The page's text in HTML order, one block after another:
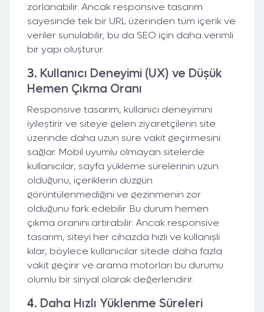
zorlanabilir. Ancak responsive tasarım
sayesinde tek bir URL üzerinden tüm içerik ve
veriler sunulabilir, bu da SEO için daha verimli
bir yapı oluşturur.
3. Kullanıcı Deneyimi (UX) ve Düşük
Hemen Çıkma Oranı
Responsive tasarım, kullanıcı deneyimini
iyileştirir ve siteye gelen ziyaretçilerin site
üzerinde daha uzun süre vakit geçirmesini
sağlar. Mobil uyumlu olmayan sitelerde
kullanıcılar, sayfa yükleme sürelerinin uzun
olduğunu, içeriklerin düzgün
görüntülenmediğini ve gezinmenin zor
olduğunu fark edebilir. Bu durum hemen
çıkma oranını artırabilir. Ancak responsive
tasarım, siteyi her cihazda hızlı ve kullanışlı
kılar, böylece kullanıcılar sitede daha fazla
vakit geçirir ve arama motorları bu durumu
olumlu bir sinyal olarak değerlendirir.
4. Daha Hızlı Yüklenme Süreleri